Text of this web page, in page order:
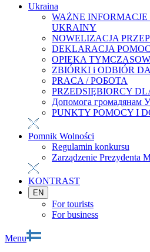
Ukraina
WAŻNE
UKRAINY
NOWELIZACJA
DEKLARACJA
OPIEKA
ZBIÓRKI i ODBIÓR
PRACA / РОБОТА
PRZEDSIĘBIORCY
Допомога громадянам
PUNKTY POMOCY I
Pomnik Wolności
Regulamin konkursu
Zarządzenie Prezydenta
KONTRAST
EN
For tourists
For business
Menu